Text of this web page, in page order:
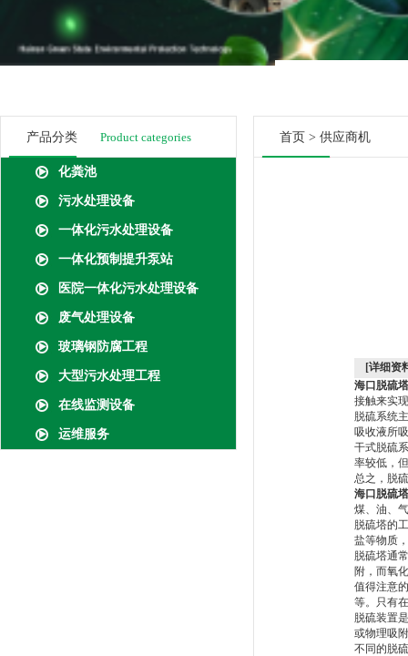
产品分类 Product categories
化粪池
污水处理设备
一体化污水处理设备
一体化预制提升泵站
医院一体化污水处理设备
废气处理设备
玻璃钢防腐工程
大型污水处理工程
在线监测设备
运维服务
首页 > 供应商机
[详细资
海口脱硫
接触来实
脱硫系统
吸收液所
干式脱硫
率较低，
总之，脱
海口脱硫
煤、油、
脱硫塔的
盐等物质
脱硫塔通
附，而氧
值得注意
等。只有
脱硫装置
或物理吸
不同的脱